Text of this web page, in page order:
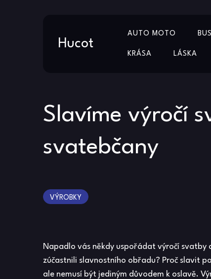
Hucot
AUTO MOTO
KRÁSA LÁSKA
Slavíme výročí
svatebčany
VÝROBKY
Napadlo vás někdy uspořádat výročí svatby
zúčastnili slavnostního obřadu? Proč slavit
ale nemusí být jediným důvodem k oslavě.